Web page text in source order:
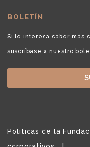
BOLETÍN
Si le interesa saber más
suscríbase a nuestro
Políticas de la